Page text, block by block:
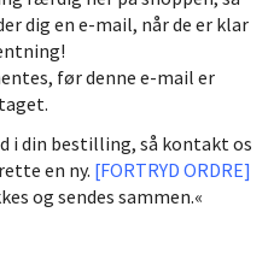
dig en e-mail, når de er klar
før denne e-mail er
i din bestilling, så kontakt os
en ny. [FORTRYD ORDRE]
og sendes sammen.«